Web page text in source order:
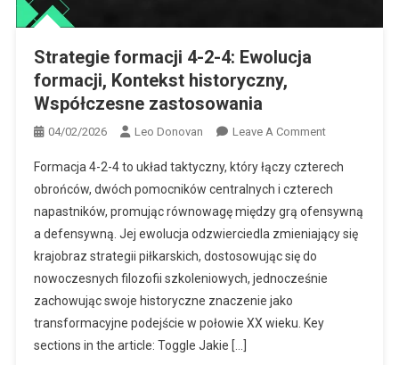
Strategie formacji 4-2-4: Ewolucja
formacji, Kontekst historyczny,
Współczesne zastosowania
04/02/2026 Leo Donovan Leave A CommentOn
Formacji
4-
2-
4:
Formacji,
Formacja 4-2-4 to układ taktyczny, który łączy czterech
obrońców, dwóch pomocników centralnych i czterech
napastników, promując równowagę między grą ofensywną
a defensywną. Jej ewolucja odzwierciedla zmieniający się
krajobraz strategii piłkarskich, dostosowując się do
nowoczesnych filozofii szkoleniowych, jednocześnie
zachowując swoje historyczne znaczenie jako
transformacyjne podejście w połowie XX wieku. Key
sections in the article: Toggle Jakie […]